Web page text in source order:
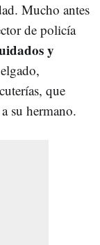
Mucho antes
de policía
y
que
su hermano.